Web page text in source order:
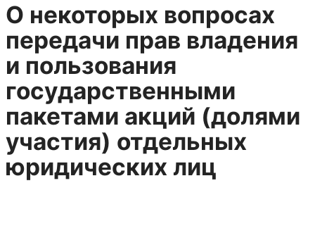
О некоторых вопросах
передачи прав владения
и пользования
государственными
пакетами акций (долями
участия) отдельных
юридических лиц